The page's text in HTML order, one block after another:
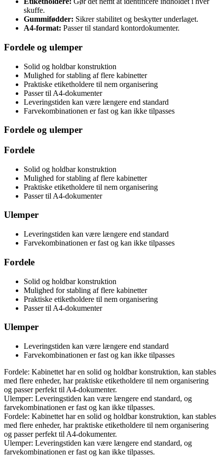
skuffe.
Gummifødder: Sikrer stabilitet og beskytter underlaget.
A4-format: Passer til standard kontordokumenter.
Fordele og ulemper
Solid og holdbar konstruktion
Mulighed for stabling af flere kabinetter
Praktiske etiketholdere til nem organisering
Passer til A4-dokumenter
Leveringstiden kan være længere end standard
Farvekombinationen er fast og kan ikke tilpasses
Fordele og ulemper
Fordele
Solid og holdbar konstruktion
Mulighed for stabling af flere kabinetter
Praktiske etiketholdere til nem organisering
Passer til A4-dokumenter
Ulemper
Leveringstiden kan være længere end standard
Farvekombinationen er fast og kan ikke tilpasses
Fordele
Solid og holdbar konstruktion
Mulighed for stabling af flere kabinetter
Praktiske etiketholdere til nem organisering
Passer til A4-dokumenter
Ulemper
Leveringstiden kan være længere end standard
Farvekombinationen er fast og kan ikke tilpasses
Fordele: Kabinettet har en solid og holdbar konstruktion, kan stables
med flere enheder, har praktiske etiketholdere til nem organisering
og passer perfekt til A4-dokumenter.
Ulemper: Leveringstiden kan være længere end standard, og
farvekombinationen er fast og kan ikke tilpasses.
Fordele: Kabinettet har en solid og holdbar konstruktion, kan stables
med flere enheder, har praktiske etiketholdere til nem organisering
og passer perfekt til A4-dokumenter.
Ulemper: Leveringstiden kan være længere end standard, og
farvekombinationen er fast og kan ikke tilpasses.